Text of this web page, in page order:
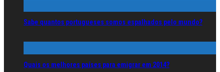
Sabe quantos portugueses somos espalhados pelo mundo?
Quais os melhores países para emigrar em 2014?